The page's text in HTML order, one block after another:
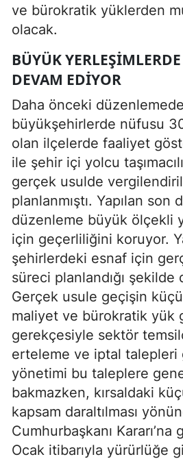
ve bürokratik yüklerden
olacak.
BÜYÜK
DEVAM EDIYOR
Daha önceki
büyükşehirlerde nüfusu
olan ilçelerde faaliyet
ile şehir içi yolcu
gerçek usulde
planlanmıştı. Yapılan son
düzenleme büyük ölçekli
için geçerliliğini koruyor.
şehirlerdeki esnaf için
süreci planlandığı şekilde
Gerçek usule geçişin
maliyet ve bürokratik yük
gerekçesiyle sektör
erteleme ve iptal talepleri
yönetimi bu taleplere
bakmazken, kırsaldaki
kapsam daraltılması
Cumhurbaşkanı
Ocak itibarıyla yürürlüğe